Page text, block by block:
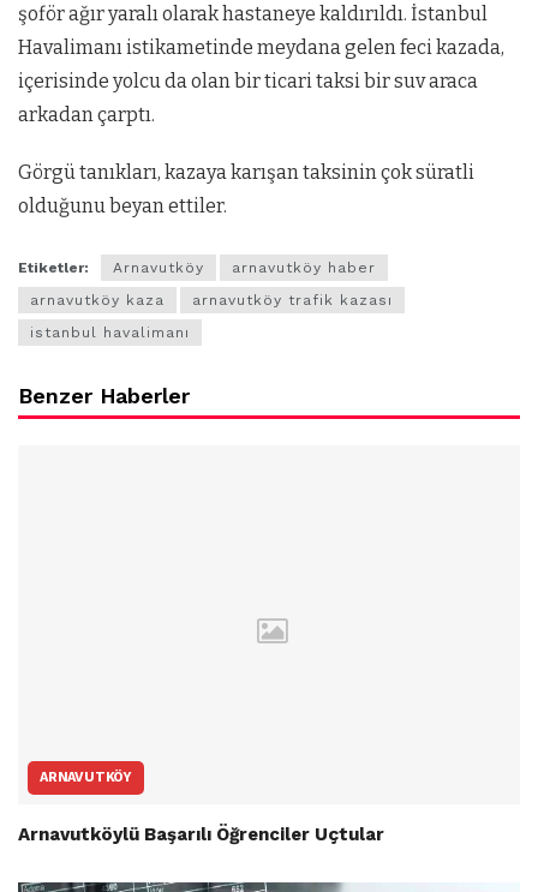
şoför ağır yaralı olarak hastaneye kaldırıldı. İstanbul
Havalimanı istikametinde meydana gelen feci kazada,
içerisinde yolcu da olan bir ticari taksi bir suv araca
arkadan çarptı.
Görgü tanıkları, kazaya karışan taksinin çok süratli
olduğunu beyan ettiler.
Etiketler: Arnavutköy
arnavutköy haber
arnavutköy kaza
arnavutköy trafik kazası
istanbul havalimanı
Benzer Haberler
ARNAVUTKÖY
Arnavutköylü Başarılı Öğrenciler Uçtular